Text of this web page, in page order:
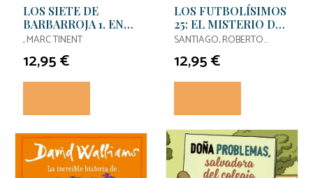
LOS SIETE DE
BARBARROJA 1. EN
BUSCA DE PAPÁ
, MARC TINENT
12,95 €
LOS FUTBOLÍSIMOS
25: EL MISTERIO DEL
GOL DE ORO
SANTIAGO, ROBERTO
SANTIAGO / SANTIAGO,
ROBERTO
12,95 €